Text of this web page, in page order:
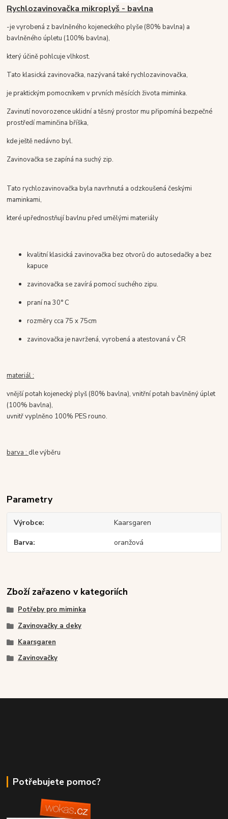
Rychlozavinovačka mikroplyš - bavlna
-je vyrobená z bavlněného kojeneckého plyše (80% bavlna) a
bavlněného úpletu (100% bavlna),
který účině pohlcuje vlhkost.
Tato klasická zavinovačka, nazývaná také rychlozavinovačka,
je praktickým pomocníkem v prvních měsících života miminka.
Zavinutí novorozence uklidní a těsný prostor mu připomíná bezpečné
prostředí maminčina bříška,
kde ještě nedávno byl.
Zavinovačka se zapíná na suchý zip.
Tato rychlozavinovačka byla navrhnutá a odzkoušená českými
maminkami,
které upřednostňují bavlnu před umělými materiály
kvalitní klasická zavinovačka bez otvorů do autosedačky a bez
kapuce
zavinovačka se zavírá pomocí suchého zipu.
praní na 30° C
rozměry cca 75 x 75cm
zavinovačka je navržená, vyrobená a atestovaná v ČR
materiál :
vnější potah kojenecký plyš (80% bavlna), vnitřní potah bavlněný úplet
(100% bavlna),
uvnitř vyplněno 100% PES rouno.
barva : dle výběru
Parametry
Výrobce Kaarsgaren
Barva oranžová
Zboží zařazeno v kategoriích
Potřeby pro miminka
Zavinovačky a deky
Kaarsgaren
Zavinovačky
Potřebujete pomoc?